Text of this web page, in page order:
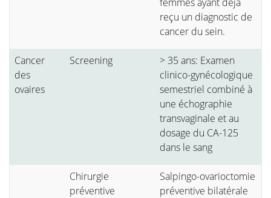
reçu un diagnostic de
cancer du sein.
Cancer
des
ovaires
Screening
> 35 ans: Examen
clinico-gynécologique
semestriel combiné à
une échographie
transvaginale et au
dosage du CA-125
dans le sang
Chirurgie
préventive
Salpingo-ovarioctomie
préventive bilatérale